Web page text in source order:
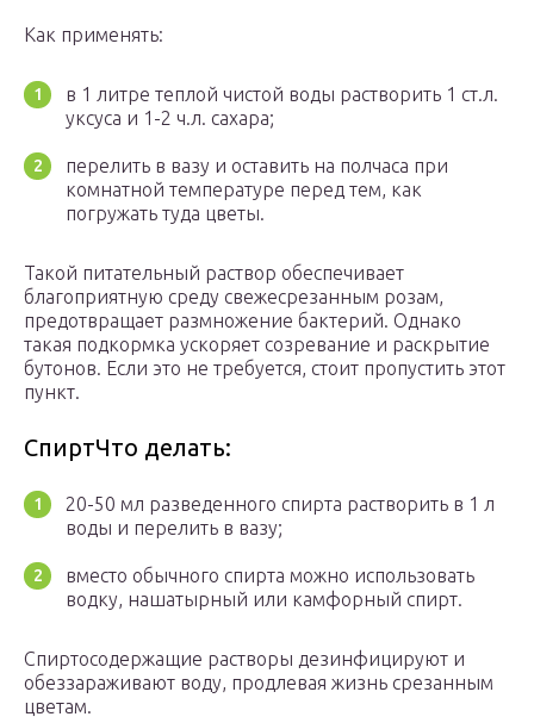
Как применять:
в 1 литре теплой чистой воды растворить 1 ст.л.
уксуса и 1-2 ч.л. сахара;
перелить в вазу и оставить на полчаса при
комнатной температуре перед тем, как
погружать туда цветы.
Такой питательный раствор обеспечивает
благоприятную среду свежесрезанным розам,
предотвращает размножение бактерий. Однако
такая подкормка ускоряет созревание и раскрытие
бутонов. Если это не требуется, стоит пропустить этот
пункт.
СпиртЧто делать:
20-50 мл разведенного спирта растворить в 1 л
воды и перелить в вазу;
вместо обычного спирта можно использовать
водку, нашатырный или камфорный спирт.
Спиртосодержащие растворы дезинфицируют и
обеззараживают воду, продлевая жизнь срезанным
цветам.